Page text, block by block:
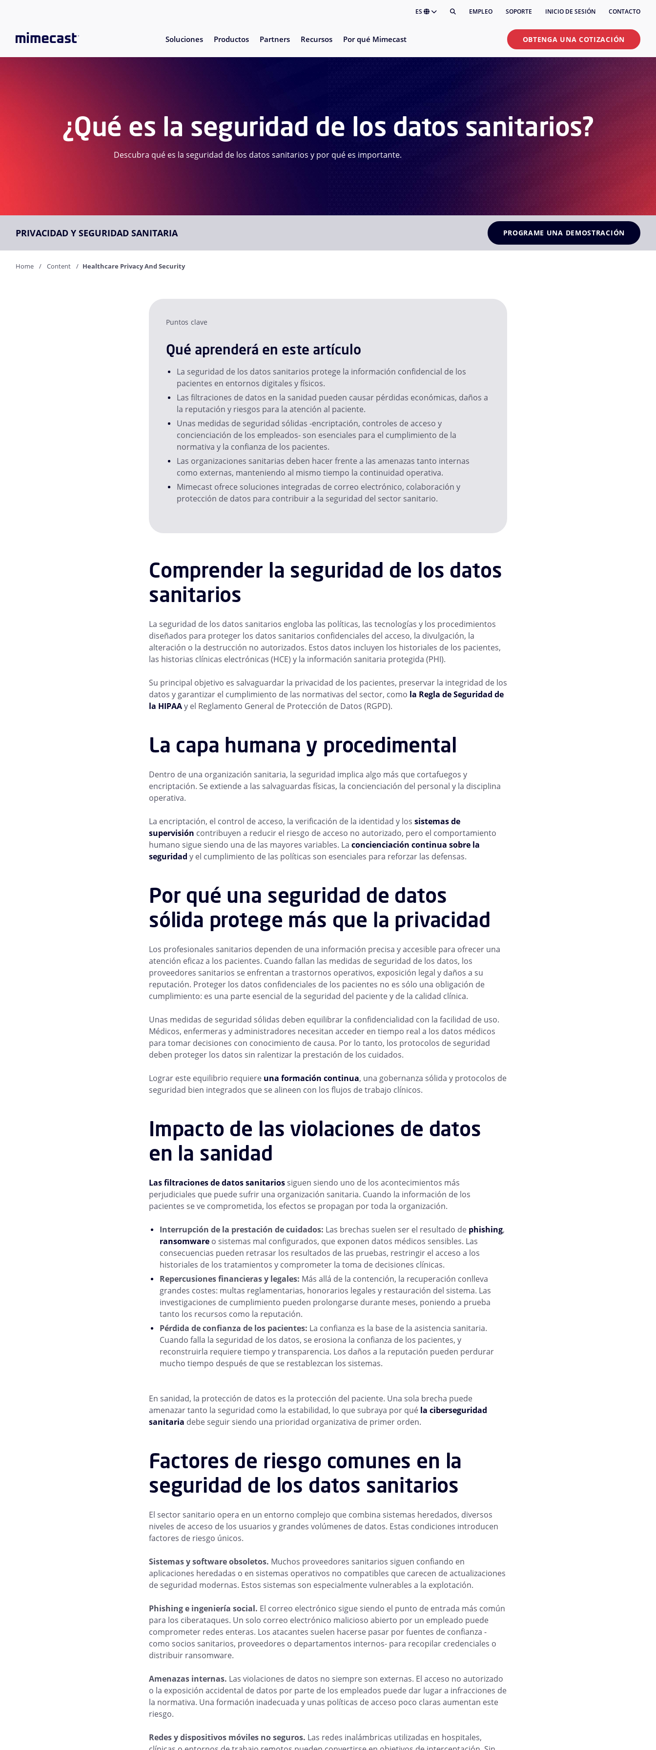
ES EMPLEO SOPORTE INICIO DE SESIÓN CONTACTO
Soluciones Productos Partners Recursos Por qué Mimecast OBTENGA UNA COTIZACIÓN
¿Qué es la seguridad de los datos sanitarios?
Descubra qué es la seguridad de los datos sanitarios y por qué es importante.
PRIVACIDAD Y SEGURIDAD SANITARIA PROGRAME UNA DEMOSTRACIÓN
Home Content Healthcare Privacy And Security
Puntos clave
Qué aprenderá en este artículo
La seguridad de los datos sanitarios protege la información confidencial de los
pacientes en entornos digitales y físicos.
Las filtraciones de datos en la sanidad pueden causar pérdidas económicas, daños a
la reputación y riesgos para la atención al paciente.
Unas medidas de seguridad sólidas -encriptación, controles de acceso y
concienciación de los empleados- son esenciales para el cumplimiento de la
normativa y la confianza de los pacientes.
Las organizaciones sanitarias deben hacer frente a las amenazas tanto internas
como externas, manteniendo al mismo tiempo la continuidad operativa.
Mimecast ofrece soluciones integradas de correo electrónico, colaboración y
protección de datos para contribuir a la seguridad del sector sanitario.
Comprender la seguridad de los datos
sanitarios
La seguridad de los datos sanitarios engloba las políticas, las tecnologías y los procedimientos
diseñados para proteger los datos sanitarios confidenciales del acceso, la divulgación, la
alteración o la destrucción no autorizados. Estos datos incluyen los historiales de los pacientes,
las historias clínicas electrónicas (HCE) y la información sanitaria protegida (PHI).
Su principal objetivo es salvaguardar la privacidad de los pacientes, preservar la integridad de los
datos y garantizar el cumplimiento de las normativas del sector, como la Regla de Seguridad de
la HIPAAy el Reglamento General de Protección de Datos (RGPD).
La capa humana y procedimental
Dentro de una organización sanitaria, la seguridad implica algo más que cortafuegos y
encriptación. Se extiende a las salvaguardas físicas, la concienciación del personal y la disciplina
operativa.
La encriptación, el control de acceso, la verificación de la identidad y los sistemas de
supervisión contribuyen a reducir el riesgo de acceso no autorizado, pero el comportamiento
humano sigue siendo una de las mayores variables. La concienciación continua sobre la
seguridad y el cumplimiento de las políticas son esenciales para reforzar las defensas.
Por qué una seguridad de datos
sólida protege más que la privacidad
Los profesionales sanitarios dependen de una información precisa y accesible para ofrecer una
atención eficaz a los pacientes. Cuando fallan las medidas de seguridad de los datos, los
proveedores sanitarios se enfrentan a trastornos operativos, exposición legal y daños a su
reputación. Proteger los datos confidenciales de los pacientes no es sólo una obligación de
cumplimiento: es una parte esencial de la seguridad del paciente y de la calidad clínica.
Unas medidas de seguridad sólidas deben equilibrar la confidencialidad con la facilidad de uso.
Médicos, enfermeras y administradores necesitan acceder en tiempo real a los datos médicos
para tomar decisiones con conocimiento de causa. Por lo tanto, los protocolos de seguridad
deben proteger los datos sin ralentizar la prestación de los cuidados.
Lograr este equilibrio requiere una formación continua, una gobernanza sólida y protocolos de
seguridad bien integrados que se alineen con los flujos de trabajo clínicos.
Impacto de las violaciones de datos
en la sanidad
Las filtraciones de datos sanitariossiguen siendo uno de los acontecimientos más
perjudiciales que puede sufrir una organización sanitaria. Cuando la información de los
pacientes se ve comprometida, los efectos se propagan por toda la organización.
Interrupción de la prestación de cuidados: Las brechas suelen ser el resultado de phishing,
ransomwareo sistemas mal configurados, que exponen datos médicos sensibles. Las
consecuencias pueden retrasar los resultados de las pruebas, restringir el acceso a los
historiales de los tratamientos y comprometer la toma de decisiones clínicas.
Repercusiones financieras y legales: Más allá de la contención, la recuperación conlleva
grandes costes: multas reglamentarias, honorarios legales y restauración del sistema. Las
investigaciones de cumplimiento pueden prolongarse durante meses, poniendo a prueba
tanto los recursos como la reputación.
Pérdida de confianza de los pacientes: La confianza es la base de la asistencia sanitaria.
Cuando falla la seguridad de los datos, se erosiona la confianza de los pacientes, y
reconstruirla requiere tiempo y transparencia. Los daños a la reputación pueden perdurar
mucho tiempo después de que se restablezcan los sistemas.
En sanidad, la protección de datos es la protección del paciente. Una sola brecha puede
amenazar tanto la seguridad como la estabilidad, lo que subraya por qué la ciberseguridad
sanitaria debe seguir siendo una prioridad organizativa de primer orden.
Factores de riesgo comunes en la
seguridad de los datos sanitarios
El sector sanitario opera en un entorno complejo que combina sistemas heredados, diversos
niveles de acceso de los usuarios y grandes volúmenes de datos. Estas condiciones introducen
factores de riesgo únicos.
Sistemas y software obsoletos. Muchos proveedores sanitarios siguen confiando en
aplicaciones heredadas o en sistemas operativos no compatibles que carecen de actualizaciones
de seguridad modernas. Estos sistemas son especialmente vulnerables a la explotación.
Phishing e ingeniería social. El correo electrónico sigue siendo el punto de entrada más común
para los ciberataques. Un solo correo electrónico malicioso abierto por un empleado puede
comprometer redes enteras. Los atacantes suelen hacerse pasar por fuentes de confianza -
como socios sanitarios, proveedores o departamentos internos- para recopilar credenciales o
distribuir ransomware.
Amenazas internas. Las violaciones de datos no siempre son externas. El acceso no autorizado
o la exposición accidental de datos por parte de los empleados puede dar lugar a infracciones de
la normativa. Una formación inadecuada y unas políticas de acceso poco claras aumentan este
riesgo.
Redes y dispositivos móviles no seguros. Las redes inalámbricas utilizadas en hospitales,